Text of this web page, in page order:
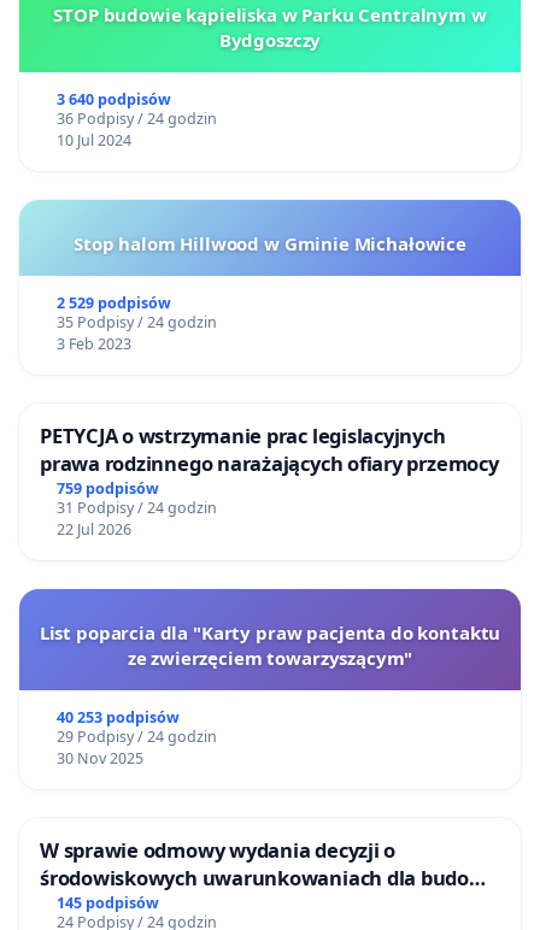
STOP budowie kąpieliska w Parku Centralnym w
Bydgoszczy
3 640 podpisów
36 Podpisy / 24 godzin
10 Jul 2024
Stop halom Hillwood w Gminie Michałowice
2 529 podpisów
35 Podpisy / 24 godzin
3 Feb 2023
PETYCJA o wstrzymanie prac legislacyjnych
prawa rodzinnego narażających ofiary przemocy
759 podpisów
31 Podpisy / 24 godzin
22 Jul 2026
List poparcia dla "Karty praw pacjenta do kontaktu
ze zwierzęciem towarzyszącym"
40 253 podpisów
29 Podpisy / 24 godzin
30 Nov 2025
W sprawie odmowy wydania decyzji o
środowiskowych uwarunkowaniach dla budowy
zakładu wytwarzania biometanu „Krynki” w
145 podpisów
24 Podpisy / 24 godzin